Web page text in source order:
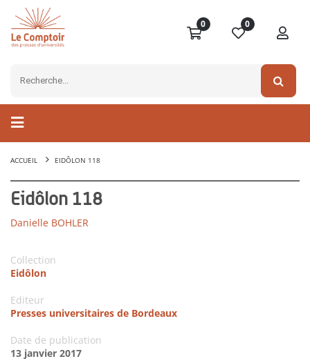
0 0
ACCUEIL EIDÔLON 118
Eidôlon 118
Danielle BOHLER
Collection
Eidôlon
Editeur
Presses universitaires de Bordeaux
Date de publication
13 janvier 2017